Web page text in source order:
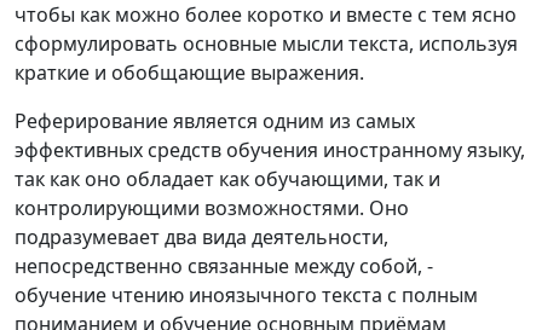
чтобы как можно более коротко и вместе с тем ясно
сформулировать основные мысли текста, используя
краткие и обобщающие выражения.
Реферирование является одним из самых
эффективных средств обучения иностранному языку,
так как оно обладает как обучающими, так и
контролирующими возможностями. Оно
подразумевает два вида деятельности,
непосредственно связанные между собой, -
обучение чтению иноязычного текста с полным
пониманием и обучение основным приёмам